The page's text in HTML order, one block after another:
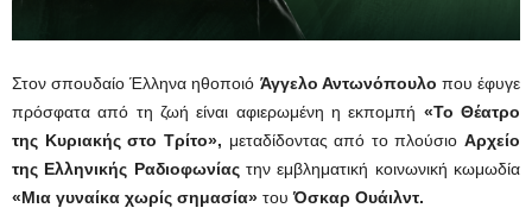
Στον σπουδαίο Έλληνα ηθοποιό Άγγελο Αντωνόπουλο που έφυγε
πρόσφατα από τη ζωή είναι αφιερωμένη η εκπομπή «Το Θέατρο
της Κυριακής στο Τρίτο», μεταδίδοντας από το πλούσιο Αρχείο
της Ελληνικής Ραδιοφωνίαςτην εμβληματική κοινωνική κωμωδία
«Μια γυναίκα χωρίς σημασία» τουΌσκαρ Ουάιλντ.